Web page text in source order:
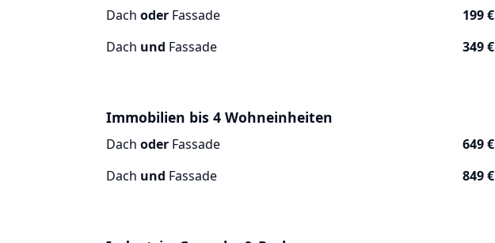
Dach oder Fassade
199 €
Dach und Fassade 349 €
Immobilien bis 4 Wohneinheiten
Dach oder Fassade
649 €
Dach und Fassade 849 €